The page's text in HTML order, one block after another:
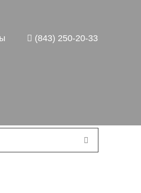
(843) 250-20-33